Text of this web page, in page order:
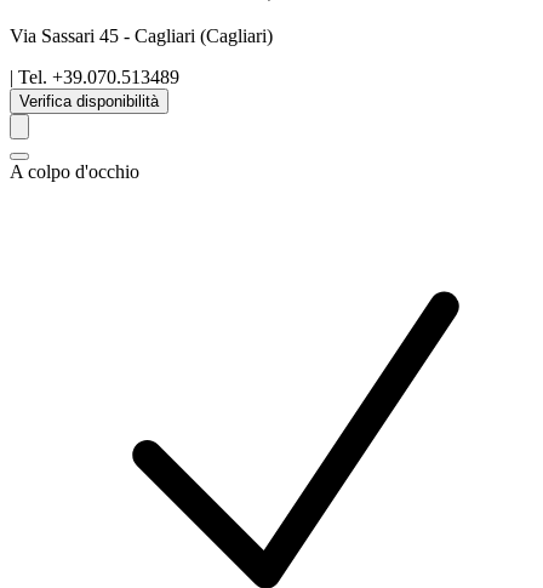
Via Sassari 45 - Cagliari (Cagliari)
| Tel. +39.070.513489
Verifica disponibilità
A colpo d'occhio